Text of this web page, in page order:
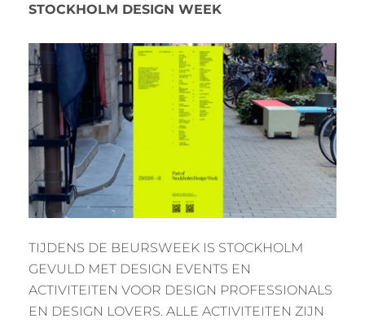
STOCKHOLM DESIGN WEEK
TIJDENS DE BEURSWEEK IS STOCKHOLM
GEVULD MET DESIGN EVENTS EN
ACTIVITEITEN VOOR DESIGN PROFESSIONALS
EN DESIGN LOVERS. ALLE ACTIVITEITEN ZIJN